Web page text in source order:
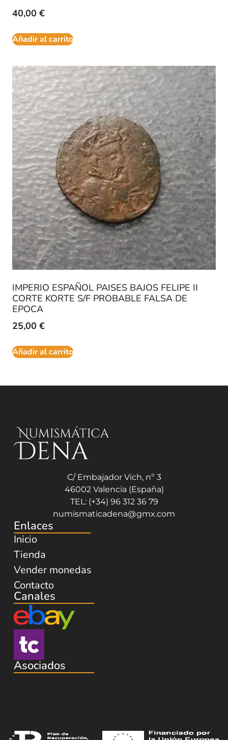
40,00 €
Añadir al carrito
IMPERIO ESPAÑOL PAISES BAJOS FELIPE II
CORTE KORTE S/F PROBABLE FALSA DE
EPOCA
25,00 €
Añadir al carrito
C/ Embajador Vich, nº 3
46002 Valencia (España)
TEL: (+34) 96 312 36 79
numismaticadena@gmx.com
Enlaces
Inicio
Tienda
Vender monedas
Contacto
Canales
Asociados